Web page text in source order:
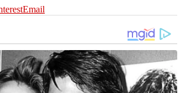
Email